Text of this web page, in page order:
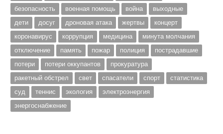
безопасность
военная помощь война
выходные
дети
досуг дроновая атака жертвы
концерт
коронавирус
коррупция медицина
минута молчания
отключение
память пожар полиция
пострадавшие
потери
потери оккупантов
прокуратура
ракетный обстрел
свет спасатели спорт
статистика
суд
теннис экология
электроэнергия
энергоснабжение